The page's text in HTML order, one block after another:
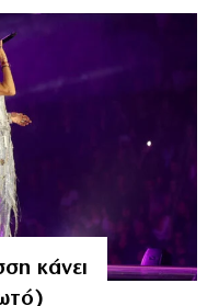
κάνει